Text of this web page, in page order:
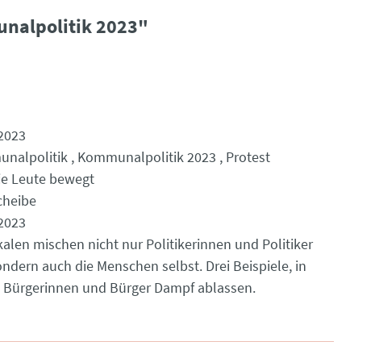
2023"
Kommunalpolitik 2023
Protest
Leute bewegt
mischen nicht nur Politikerinnen und Politiker
auch die Menschen selbst. Drei Beispiele, in
und Bürger Dampf ablassen.